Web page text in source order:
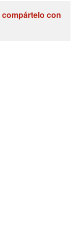
compártelo con